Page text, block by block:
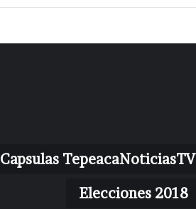
Capsulas TepeacaNoticiasTV
Elecciones 2018